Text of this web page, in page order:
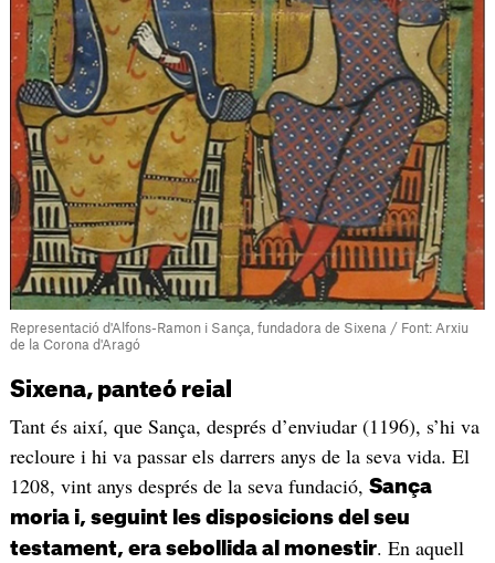
Representació d'Alfons-Ramon i Sança, fundadora de Sixena / Font: Arxiu
de la Corona d'Aragó
Sixena, panteó reial
Tant és així, que Sança, després d’enviudar (1196), s’hi va
recloure i hi va passar els darrers anys de la seva vida. El
1208, vint anys després de la seva fundació, Sança
moria i, seguint les disposicions del seu
testament, era sebollida al monestir. En aquell